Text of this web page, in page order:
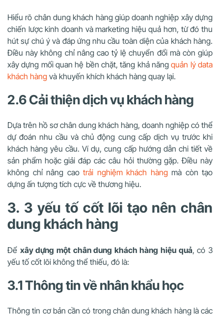
Hiểu rõ chân dung khách hàng giúp doanh nghiệp xây dựng
chiến lược kinh doanh và marketing hiệu quả hơn, từ đó thu
hút sự chú ý và đáp ứng nhu cầu toàn diện của khách hàng.
Điều này không chỉ nâng cao tỷ lệ chuyển đổi mà còn giúp
xây dựng mối quan hệ bền chặt, tăng khả năngquản lý data
khách hàng và khuyến khích khách hàng quay lại.
2.6 Cải thiện dịch vụ khách hàng
Dựa trên hồ sơ chân dung khách hàng, doanh nghiệp có thể
dự đoán nhu cầu và chủ động cung cấp dịch vụ trước khi
khách hàng yêu cầu. Ví dụ, cung cấp hướng dẫn chi tiết về
sản phẩm hoặc giải đáp các câu hỏi thường gặp. Điều này
không chỉ nâng cao trải nghiệm khách hàngmà còn tạo
dựng ấn tượng tích cực về thương hiệu.
3. 3 yếu tố cốt lõi tạo nên chân
dung khách hàng
Để xây dựng một chân dung khách hàng hiệu quả, có 3
yếu tố cốt lõi không thể thiếu, đó là:
3.1 Thông tin về nhân khẩu học
Thông tin cơ bản cần có trong chân dung khách hàng là các